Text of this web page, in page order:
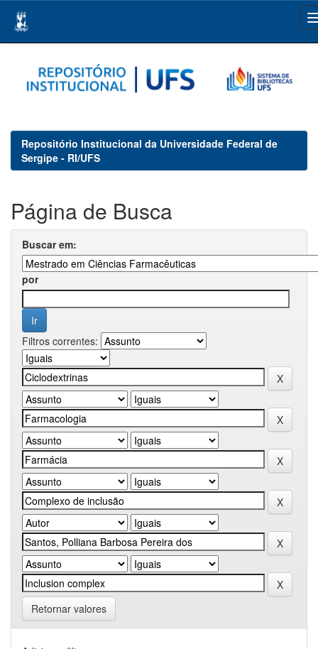
navigation
Repositório Institucional da Universidade Federal de
Sergipe - RI/UFS
Página de Busca
Buscar em:
por
Filtros correntes:
Retornar valores